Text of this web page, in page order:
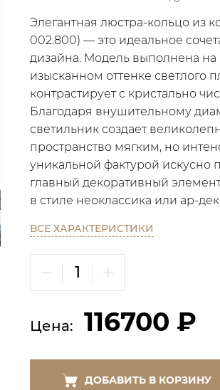
Элегантная люстра-кольцо из
002.800) — это идеальное
дизайна. Модель выполнена
изысканном оттенке светлого
контрастирует с кристально
Благодаря внушительному
светильник создает
пространство мягким, но
уникальной фактурой
главный декоративный
в стиле неоклассика или ар-
ВСЕ ХАРАКТЕРИСТИКИ
Цена: 116700 ₽
ДОБАВИТЬ В КОРЗИНУ